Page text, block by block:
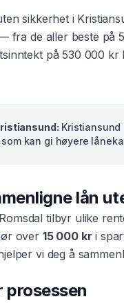
sikkerheti
fra de aller beste på
på530 000 kr
:
kan gi høyere
lån
tilbyr ulike
over 15 000 kr i
vi deg å
prosessen